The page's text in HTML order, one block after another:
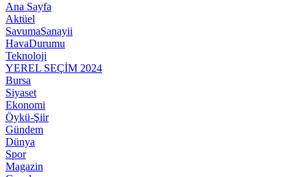
Ana Sayfa
Aktüel
SavumaSanayii
HavaDurumu
Teknoloji
YEREL SEÇİM 2024
Bursa
Siyaset
Ekonomi
Öykü-Şiir
Gündem
Dünya
Spor
Magazin